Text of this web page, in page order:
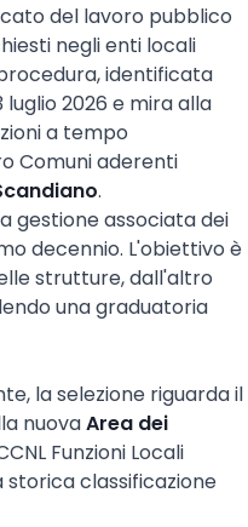
del lavoro pubblico
negli enti locali
identificata
2026 e mira alla
a tempo
Comuni aderenti
.
gestione associata dei
decennio. L'obiettivo è
strutture, dall'altro
una graduatoria
la selezione riguarda il
nuovaArea dei
Funzioni Locali
classificazione